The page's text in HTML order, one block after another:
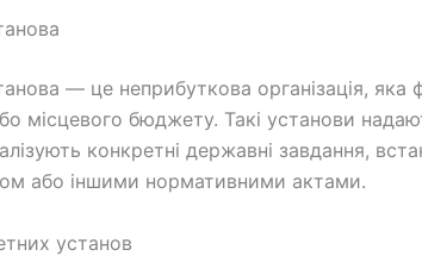
— це неприбуткова організація, яка
місцевого бюджету. Такі установи
конкретні державні завдання,
або іншими нормативними актами.
установ